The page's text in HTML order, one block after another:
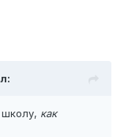
школу, как